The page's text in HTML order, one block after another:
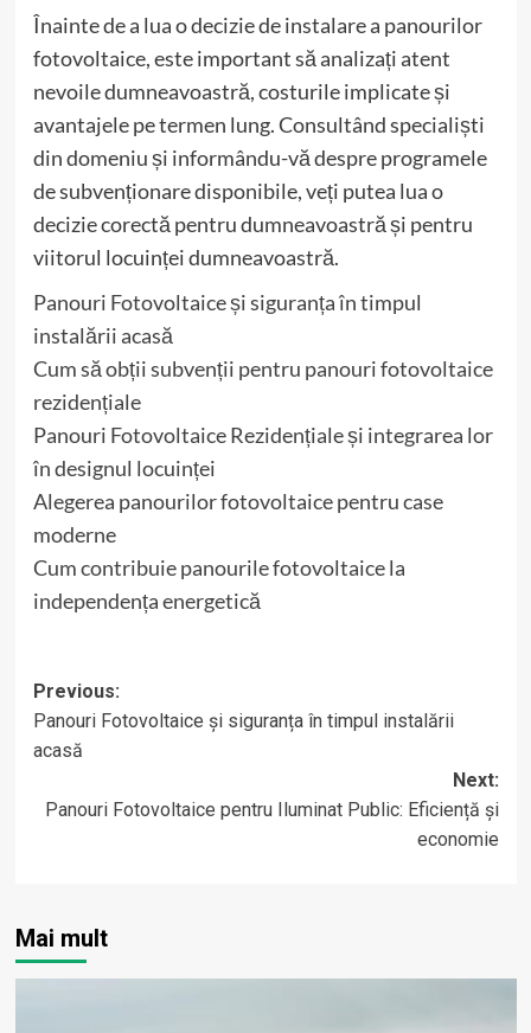
Înainte de a lua o decizie de instalare a panourilor
fotovoltaice, este important să analizați atent
nevoile dumneavoastră, costurile implicate și
avantajele pe termen lung. Consultând specialiști
din domeniu și informându-vă despre programele
de subvenționare disponibile, veți putea lua o
decizie corectă pentru dumneavoastră și pentru
viitorul locuinței dumneavoastră.
Panouri Fotovoltaice și siguranța în timpul
instalării acasă
Cum să obții subvenții pentru panouri fotovoltaice
rezidențiale
Panouri Fotovoltaice Rezidențiale și integrarea lor
în designul locuinței
Alegerea panourilor fotovoltaice pentru case
moderne
Cum contribuie panourile fotovoltaice la
independența energetică
Post
navigation
Previous:
Panouri Fotovoltaice și siguranța în timpul instalării
acasă
Next:
Panouri Fotovoltaice pentru Iluminat Public: Eficiență și
economie
Mai mult